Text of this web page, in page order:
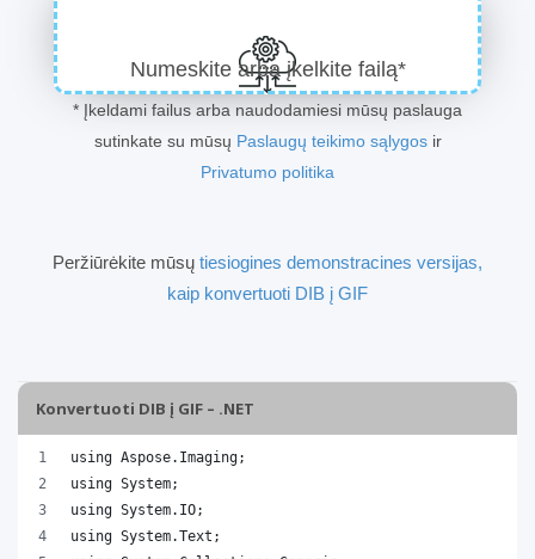
Numeskite arba įkelkite failą*
* Įkeldami failus arba naudodamiesi mūsų paslauga
sutinkate su mūsų Paslaugų teikimo sąlygosir
Privatumo politika
Peržiūrėkite mūsų tiesiogines demonstracines versijas,
kaip konvertuoti DIB į GIF
Konvertuoti DIB į GIF – .NET